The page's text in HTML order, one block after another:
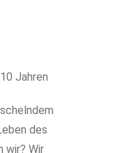
Jahren
des
wir? Wir